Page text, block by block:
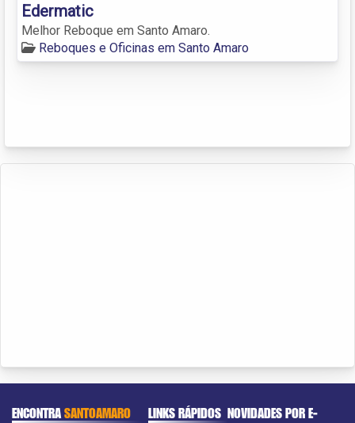
Edermatic
Melhor Reboque em Santo Amaro.
Reboques e Oficinas em Santo Amaro
ENCONTRASANTOAMARO LINKS RÁPIDOS NOVIDADES POR E-